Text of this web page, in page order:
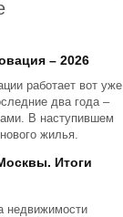
– 2026
работает вот уже
два года –
В наступившем
жилья.
Итоги
недвижимости